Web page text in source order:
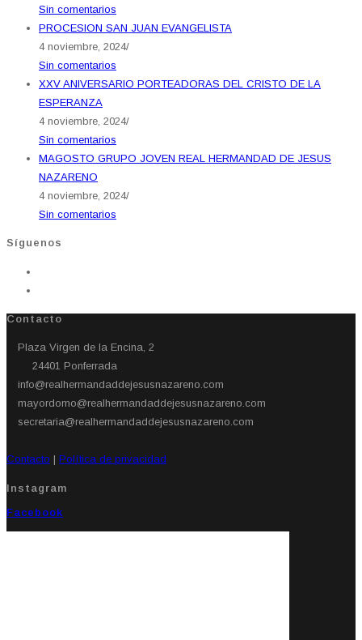
Sin comentarios
PROCESION SAN JUAN EVANGELISTA
4 noviembre, 2024/
Sin comentarios
XXV ANIVERSARIO PORTEADORAS DEL CRISTO DE LA
ESPERANZA
4 noviembre, 2024/
Sin comentarios
MAGOSTO GRUPO JOVEN REAL HERMANDAD DE JESUS
NAZARENO
4 noviembre, 2024/
Sin comentarios
Síguenos
Contacto
Plaza Virgen de la Encina, 2
24401 Ponferrada​
info@realhermandaddejesusnazareno.com
mayordomo@realhermandaddejesusnazareno.com
secretaria@realhermandaddejesusnazareno.com
Contacto | Política de privacidad
Instagram
Facebook